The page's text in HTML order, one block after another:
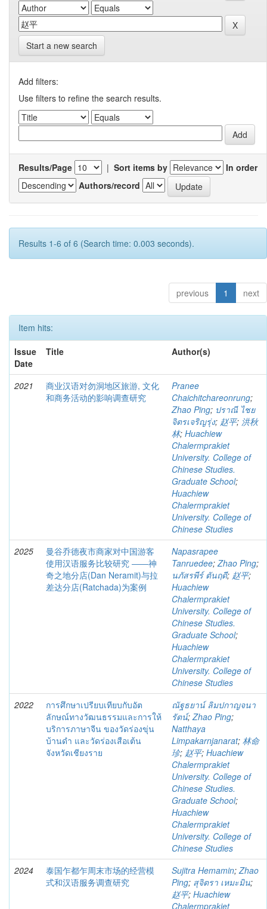
Start a new search
Add filters:
Use filters to refine the search results.
Results/Page | Sort items by
In order
Authors/record
Results 1-6 of 6 (Search time: 0.003 seconds).
previous 1 next
Item hits:
Issue
Date
Title Author(s)
2021
商业汉语对勿洞地区旅游, 文化
和商务活动的影响调查研究
Pranee
Chaichitchareonrung;
Zhao Ping; ปราณี ไชย
จิตรเจริญรุ่ง; 赵平; 洪秋
林; Huachiew
Chalermprakiet
University. College of
Chinese Studies.
Graduate School;
Huachiew
Chalermprakiet
University. College of
Chinese Studies
2025
曼谷乔德夜市商家对中国游客
使用汉语服务比较研究 ――神
奇之地分店(Dan Neramit)与拉
差达分店(Ratchada)为案例
Napasrapee
Tanruedee;Zhao Ping;
นภัสรพีร์ ตันฤดี; 赵平;
Huachiew
Chalermprakiet
University. College of
Chinese Studies.
Graduate School;
Huachiew
Chalermprakiet
University. College of
Chinese Studies
2022
การศึกษาเปรียบเทียบกับอัต
ลักษณ์ทางวัฒนธรรมและการให้
บริการภาษาจีน ของวัดร่องขุ่น
บ้านดำ และวัดร่องเสือเต้น
จังหวัดเชียงราย
ณัฐธยาน์ ลิมปกาญจนา
รัตน์;Zhao Ping;
Natthaya
Limpakarnjanarat; 林命
珍; 赵平; Huachiew
Chalermprakiet
University. College of
Chinese Studies.
Graduate School;
Huachiew
Chalermprakiet
University. College of
Chinese Studies
2024
泰国乍都乍周末市场的经营模
式和汉语服务调查研究
Sujitra Hemamin;Zhao
Ping; สุจิตรา เหมะมิน;
赵平; Huachiew
Chalermprakiet